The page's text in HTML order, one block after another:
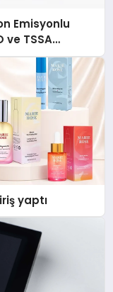
Emisyonlu
ve TSSA
yaptı